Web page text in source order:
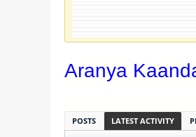
Aranya
POSTS LATEST ACTIVITY